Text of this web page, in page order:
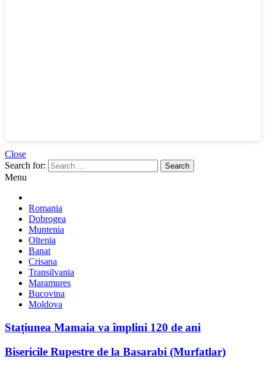
Close
Search for:
Menu
Romania
Dobrogea
Muntenia
Oltenia
Banat
Crisana
Transilvania
Maramures
Bucovina
Moldova
Stațiunea Mamaia va împlini 120 de ani
Bisericile Rupestre de la Basarabi (Murfatlar)